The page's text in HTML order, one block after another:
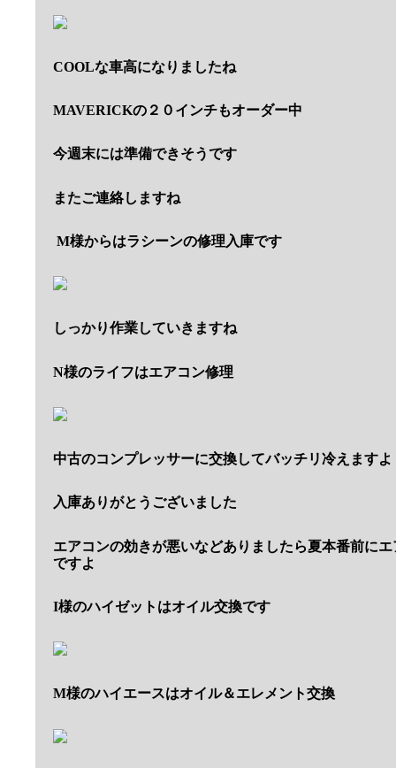
COOLな車高になりましたね
MAVERICKの２０インチもオーダー中
今週末には準備できそうです
またご連絡しますね
M様からはラシーンの修理入庫です
しっかり作業していきますね
N様のライフはエアコン修理
中古のコンプレッサーに交換してバッチリ冷えますよ
入庫ありがとうございました
エアコンの効きが悪いなどありましたら夏本番前に
ですよ
I様のハイゼットはオイル交換です
M様のハイエースはオイル＆エレメント交換